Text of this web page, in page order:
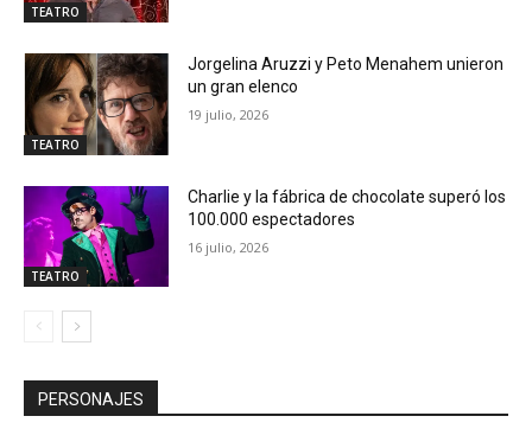
TEATRO
TEATRO
Jorgelina Aruzzi y Peto Menahem unieron
un gran elenco
19 julio, 2026
TEATRO
Charlie y la fábrica de chocolate superó los
100.000 espectadores
16 julio, 2026
PERSONAJES